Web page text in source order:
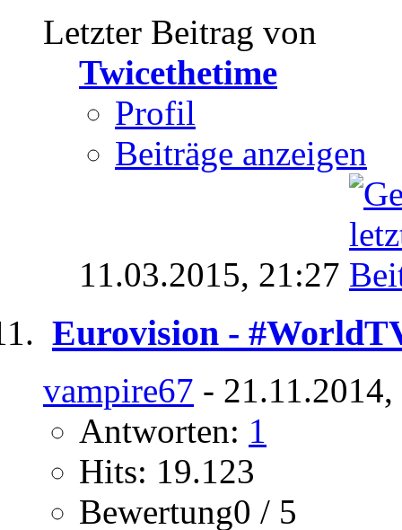
Letzter Beitrag von
Twicethetime
Profil
Beiträge anzeigen
11.03.2015, 21:27
Eurovision -
vampire67 -
Antworten: 1
Hits: 19.123
Bewertung0 / 5